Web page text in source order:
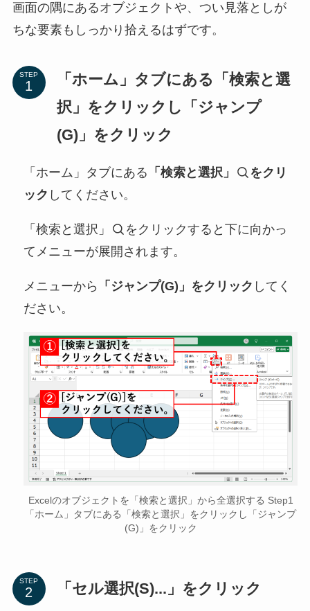
画面の隅にあるオブジェクトや、つい見落としが
ちな要素もしっかり拾えるはずです。
STEP
「ホーム」タブにある「検索と選
択」をクリックし「ジャンプ
(G)」をクリック
「ホーム」タブにある 「検索と選択」
をクリ
ック してください。
「検索と選択」
をクリックすると下に向かっ
てメニューが展開されます。
メニューから 「ジャンプ(G)」をクリック してく
ださい。
Excelのオブジェクトを「検索と選択」から全選択する Step1
「ホーム」タブにある「検索と選択」をクリックし「ジャンプ
(G)」をクリック
STEP 「セル選択(S)...」をクリック